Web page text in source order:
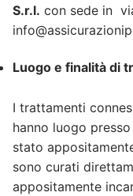
S.r.l. con sede in
Luogo e finalità di
I trattamenti
hanno luogo
stato
sono curati
appositamente